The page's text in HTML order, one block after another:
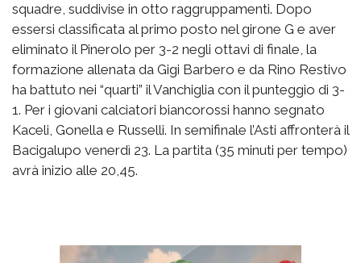
squadre, suddivise in otto raggruppamenti. Dopo
essersi classificata al primo posto nel girone G e aver
eliminato il Pinerolo per 3-2 negli ottavi di finale, la
formazione allenata da Gigi Barbero e da Rino Restivo
ha battuto nei “quarti” il Vanchiglia con il punteggio di 3-
1. Per i giovani calciatori biancorossi hanno segnato
Kaceli, Gonella e Russelli. In semifinale l’Asti affronterà il
Bacigalupo venerdì 23. La partita (35 minuti per tempo)
avrà inizio alle 20,45.